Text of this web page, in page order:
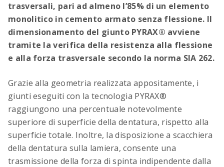
Tabella digitale per la piegatura dell’acciaio di
armatura
Lunghezze dei giunti di sovrapposizione,
lunghezze di ancoraggio e dimensioni minime dei
ferri sagomati – calcolati in modo digitale secondo
la nuova norma SIA 262 (2025)
trasversali, pari ad almeno l’85% di un elemento
monolitico in cemento armato senza flessione. Il
dimensionamento del giunto PYRAX® avviene
tramite la verifica della resistenza alla flessione
e alla forza trasversale secondo la norma SIA 262.
Grazie alla geometria realizzata appositamente, i
giunti eseguiti con la tecnologia PYRAX®
raggiungono una percentuale notevolmente
superiore di superficie della dentatura, rispetto alla
superficie totale. Inoltre, la disposizione a scacchiera
della dentatura sulla lamiera, consente una
trasmissione della forza di spinta indipendente dalla